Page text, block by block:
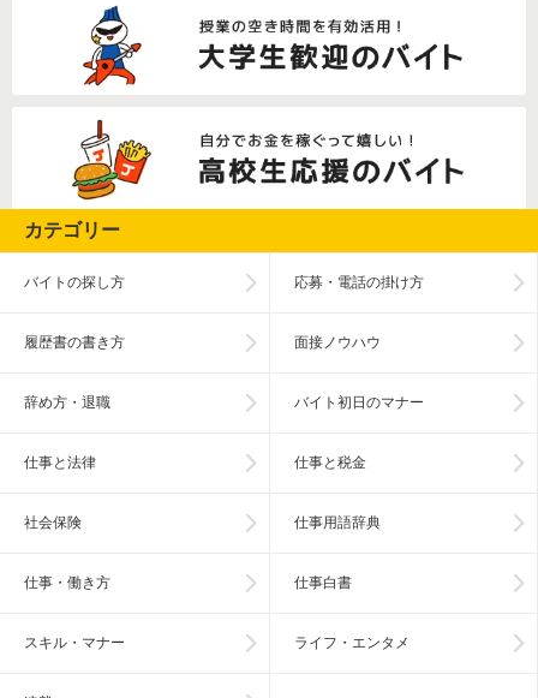
カテゴリー
バイトの探し方 応募・電話の掛け方
履歴書の書き方 面接ノウハウ
辞め方・退職 バイト初日のマナー
仕事と法律 仕事と税金
社会保険 仕事用語辞典
仕事・働き方 仕事白書
スキル・マナー ライフ・エンタメ